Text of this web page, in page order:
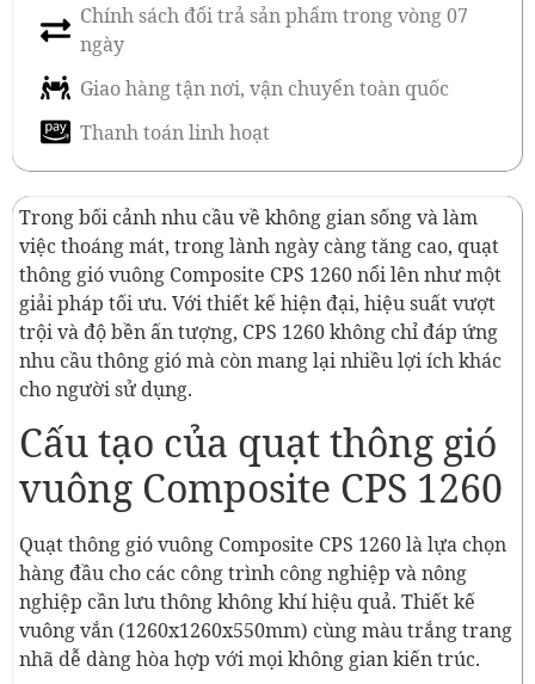
Chính sách đổi trả sản phẩm trong vòng 07
ngày
Giao hàng tận nơi, vận chuyển toàn quốc
Thanh toán linh hoạt
Trong bối cảnh nhu cầu về không gian sống và làm
việc thoáng mát, trong lành ngày càng tăng cao, quạt
thông gió vuông Composite CPS 1260 nổi lên như một
giải pháp tối ưu. Với thiết kế hiện đại, hiệu suất vượt
trội và độ bền ấn tượng, CPS 1260 không chỉ đáp ứng
nhu cầu thông gió mà còn mang lại nhiều lợi ích khác
cho người sử dụng.
Cấu tạo của quạt thông gió
vuông Composite CPS 1260
Quạt thông gió vuông Composite CPS 1260 là lựa chọn
hàng đầu cho các công trình công nghiệp và nông
nghiệp cần lưu thông không khí hiệu quả. Thiết kế
vuông vắn (1260x1260x550mm) cùng màu trắng trang
nhã dễ dàng hòa hợp với mọi không gian kiến trúc.